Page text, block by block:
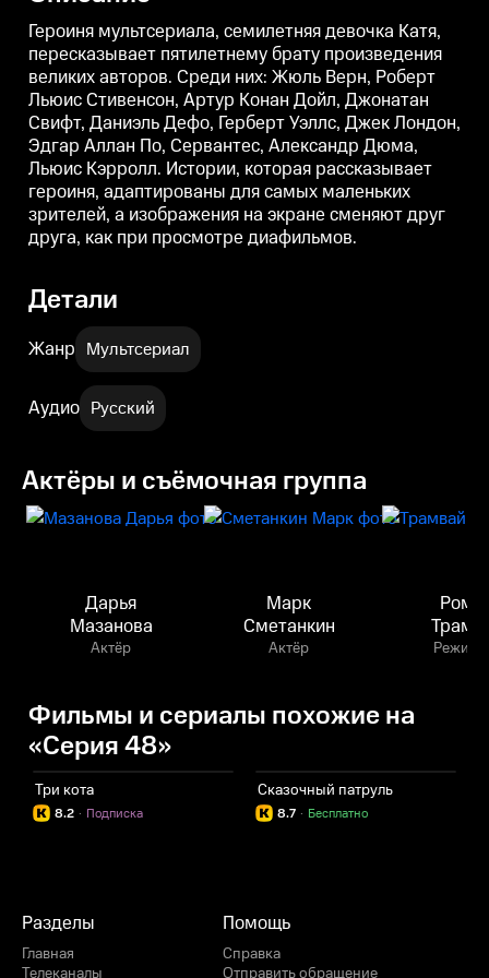
Аллан По, Сервантес, Александр
Дюма, Льюис Кэрролл. Истории,
которая рассказывает героиня,
адаптированы для самых
маленьких зрителей, а
изображения на экране
сменяют друг друга, как при
просмотре диафильмов.
Дюма, Льюис Кэрролл. Истории,
которая рассказывает героиня,
адаптированы для самых
маленьких зрителей, а
изображения на экране
сменяют друг друга, как при
просмотре диафильмов.
Героиня мультсериала, семилетняя девочка Катя,
пересказывает пятилетнему брату произведения
великих авторов. Среди них: Жюль Верн, Роберт
Льюис Стивенсон, Артур Конан Дойл, Джонатан
Свифт, Даниэль Дефо, Герберт Уэллс, Джек Лондон,
Эдгар Аллан По, Сервантес, Александр Дюма,
Льюис Кэрролл. Истории, которая рассказывает
героиня, адаптированы для самых маленьких
зрителей, а изображения на экране сменяют друг
друга, как при просмотре диафильмов.
Детали
Жанр Мультсериал
Аудио Русский
Актёры и съёмочная группа
Дарья
Мазанова
Актёр
Марк
Сметанкин
Актёр
Фильмы и сериалы похожие на
«Серия 48»
Три кота
8.2 Подписка
·
Сказочный патруль
8.7 Бесплатно
·
Разделы
Главная
Телеканалы
Помощь
Справка
Отправить обращение